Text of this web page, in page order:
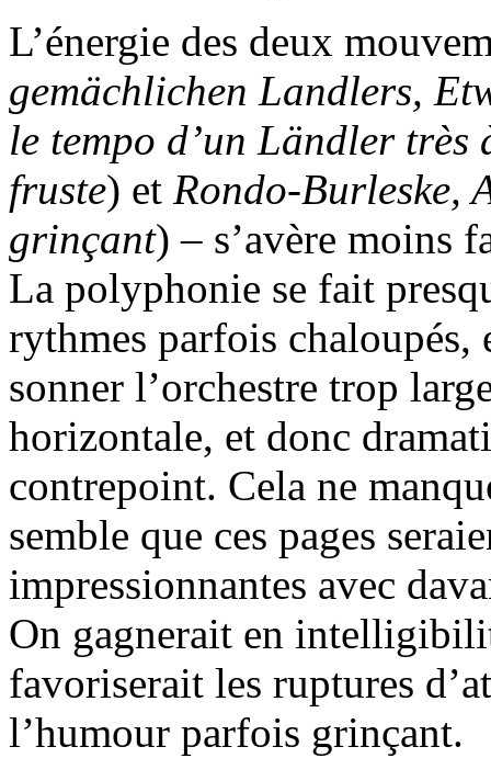
L’énergie des deux
gemächlichen Landlers,
le tempo d’un Ländler très
fruste) et Rondo-Burleske,
grinçant) – s’avère moins
La polyphonie se fait
rythmes parfois chaloupés,
sonner l’orchestre trop
horizontale, et donc
contrepoint. Cela ne
semble que ces pages
impressionnantes avec
On gagnerait en
favoriserait les ruptures
l’humour parfois grinçant.